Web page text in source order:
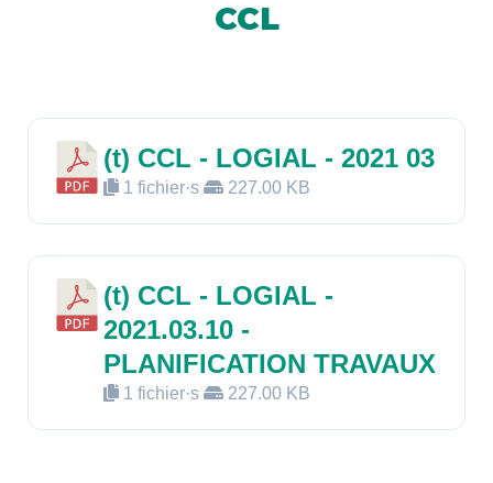
CCL
(t) CCL - LOGIAL - 2021 03
1 fichier·s 227.00 KB
(t) CCL - LOGIAL -
2021.03.10 -
PLANIFICATION TRAVAUX
1 fichier·s 227.00 KB